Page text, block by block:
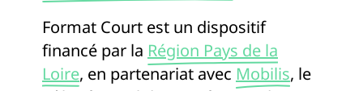
Format Court est un dispositif
financé par la Région Pays de la
Loire, en partenariat avec Mobilis, le